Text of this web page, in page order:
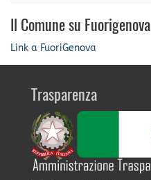
Il Comune su Fuorigenova
Link a FuoriGenova
Trasparenza